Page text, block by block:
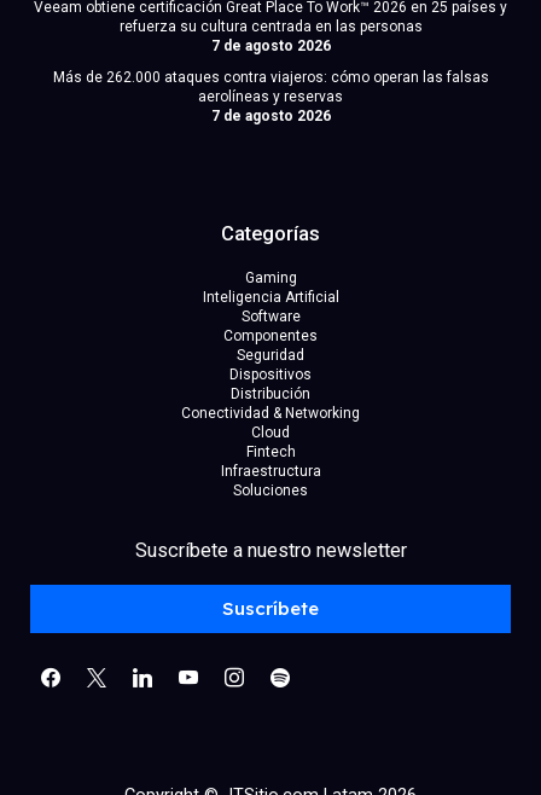
Veeam obtiene certificación Great Place To Work™ 2026 en 25 países y
refuerza su cultura centrada en las personas
7 de agosto 2026
Más de 262.000 ataques contra viajeros: cómo operan las falsas
aerolíneas y reservas
7 de agosto 2026
Categorías
Gaming
Inteligencia Artificial
Software
Componentes
Seguridad
Dispositivos
Distribución
Conectividad & Networking
Cloud
Fintech
Infraestructura
Soluciones
Suscríbete a nuestro newsletter
Suscríbete
linkedinyoutubeinstagram
spotify